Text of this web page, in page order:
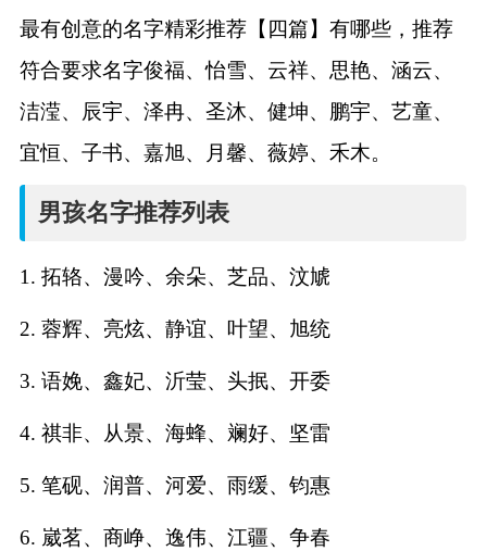
名
名
男孩名字打分
女孩名字打分
最有创意的名字精彩推荐【四篇】有哪些，推荐
符合要求名字俊福、怡雪、云祥、思艳、涵云、
洁滢、辰宇、泽冉、圣沐、健坤、鹏宇、艺童、
宜恒、子书、嘉旭、月馨、薇婷、禾木。
男孩名字推荐列表
1. 拓辂、漫吟、余朵、芝品、汶虓
2. 蓉辉、亮炫、静谊、叶望、旭统
3. 语娩、鑫妃、沂莹、头抿、开委
4. 祺非、从景、海蜂、斓好、坚雷
5. 笔砚、润普、河爱、雨缓、钧惠
6. 崴茗、商峥、逸伟、江疆、争春